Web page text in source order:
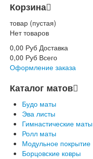
Корзина
товар (пустая)
Нет товаров
0,00 Руб Доставка
0,00 Руб Всего
Оформление заказа
Каталог матов
Будо маты
Эва листы
Гимнастические маты
Ролл маты
Модульное покрытие
Борцовские ковры